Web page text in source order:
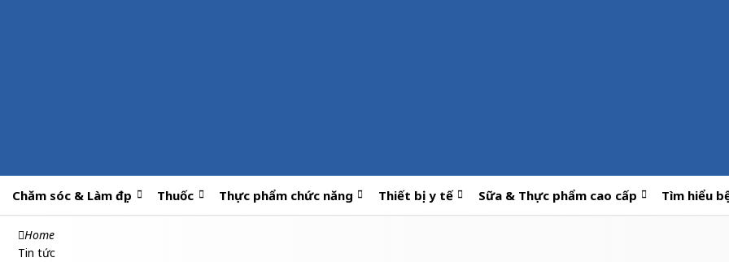
Chăm sóc & Làm đẹp Thuốc Thực phẩm chức năng Thiết bị y tế Sữa & Thực phẩm cao cấp Tìm hiểu
Home
Tin tức